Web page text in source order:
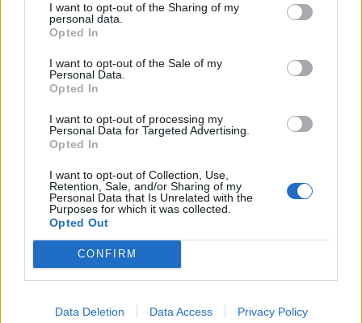
I want to opt-out of the Sharing of my
personal data.
Opted In
I want to opt-out of the Sale of my
Personal Data.
Opted In
I want to opt-out of processing my
Personal Data for Targeted Advertising.
Opted In
I want to opt-out of Collection, Use,
Retention, Sale, and/or Sharing of my
Personal Data that Is Unrelated with the
Purposes for which it was collected.
Opted Out
CONFIRM
Data Deletion Data Access Privacy Policy
szerinte a sok szempontból sikeres politika
irányban kéne elindulnunk ahhoz, hogy hazánk egy
sikeres és gazdasági értelemben a lehető leginkább
független ország lehessen.
Az interjúban a közgazdász példaként említett
néhány gazdasági mutatót, amiben jól állunk, ám
Magyarországon az a probléma, hogy nem abba
rakjuk a pénzt, ami megtérül, hanem olyanokba, ami
nyers presztízs. Egy atlétikai vb soha az életben
nem fog megtérülni. Szerinte a pénzt a zöld
átmenetre, a gazdasági, energetikai autonómia
kiépítésére kellene költeni. Tehát a minél nagyobb